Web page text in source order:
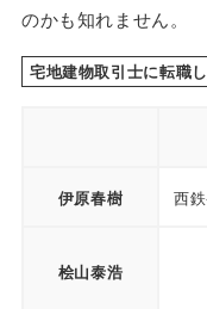
のかも知れません。
宅地建物取引士に転職
伊原春樹 西
桧山泰浩